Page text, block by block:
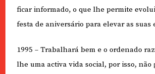
ficar informado, o que lhe permite
festa de aniversário para elevar as suas
1995 – Trabalhará bem e o ordenado
lhe uma activa vida social, por isso, não